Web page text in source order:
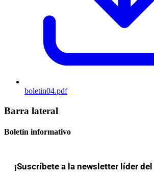
boletin04.pdf
Barra lateral
Boletín informativo
¡Suscríbete a la newsletter líder